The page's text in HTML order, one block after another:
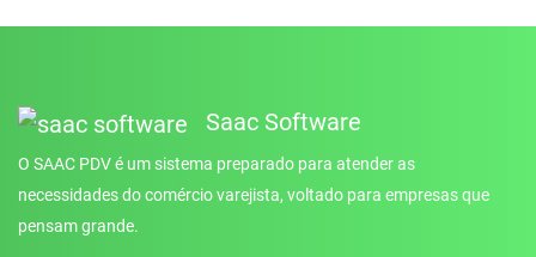
Saac Software
O SAAC PDV é um sistema preparado para atender as
necessidades do comércio varejista, voltado para empresas que
pensam grande.